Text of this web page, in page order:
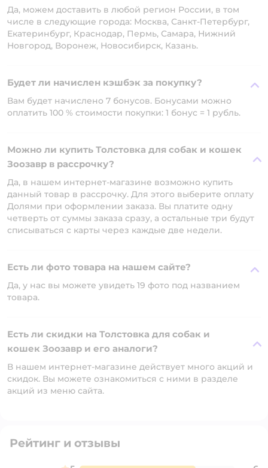
Да, можем доставить в любой регион России, в том
числе в следующие города: Москва, Санкт-Петербург,
Екатеринбург, Краснодар, Пермь, Самара, Нижний
Новгород, Воронеж, Новосибирск, Казань.
Будет ли начислен кэшбэк за покупку?
Вам будет начислено 7 бонусов. Бонусами можно
оплатить 100 % стоимости покупки: 1 бонус = 1 рубль.
Можно ли купить Толстовка для собак и кошек
Зоозавр в рассрочку?
Да, в нашем интернет-магазине возможно купить
данный товар в рассрочку. Для этого выберите оплату
Долями при оформлении заказа. Вы платите одну
четверть от суммы заказа сразу, а остальные три будут
списываться с карты через каждые две недели.
Есть ли фото товара на нашем сайте?
Да, у нас вы можете увидеть 19 фото под названием
товара.
Есть ли скидки на Толстовка для собак и
кошек Зоозавр и его аналоги?
В нашем интернет-магазине действует много акций и
скидок. Вы можете ознакомиться с ними в разделе
акций из меню сайта.
Рейтинг и отзывы